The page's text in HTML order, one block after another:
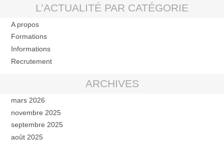
L’ACTUALITÉ PAR CATÉGORIE
A propos
Formations
Informations
Recrutement
ARCHIVES
mars 2026
novembre 2025
septembre 2025
août 2025